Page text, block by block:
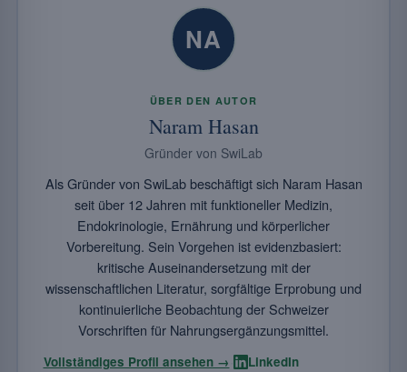
NA
ÜBER DEN AUTOR
Naram Hasan
Gründer von SwiLab
Als Gründer von SwiLab beschäftigt sich Naram Hasan
seit über 12 Jahren mit funktioneller Medizin,
Endokrinologie, Ernährung und körperlicher
Vorbereitung. Sein Vorgehen ist evidenzbasiert:
kritische Auseinandersetzung mit der
wissenschaftlichen Literatur, sorgfältige Erprobung und
kontinuierliche Beobachtung der Schweizer
Vorschriften für Nahrungsergänzungsmittel.
Vollständiges Profil ansehen → LinkedIn